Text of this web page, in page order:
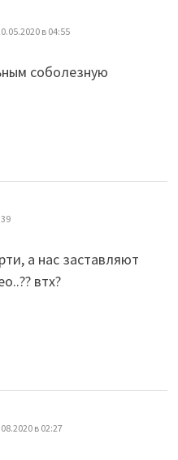
в 04:55
соболезную
а нас заставляют
втх?
в 02:27